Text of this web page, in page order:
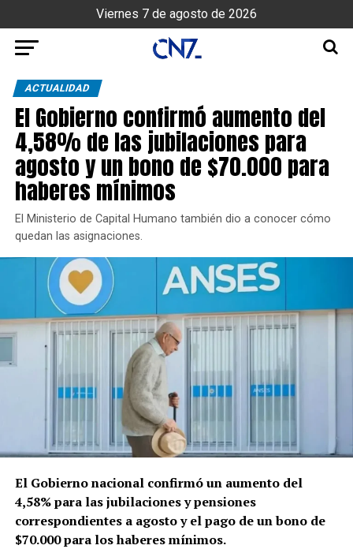
Viernes 7 de agosto de 2026
ACTUALIDAD
El Gobierno confirmó aumento del
4,58% de las jubilaciones para
agosto y un bono de $70.000 para
haberes mínimos
El Ministerio de Capital Humano también dio a conocer cómo
quedan las asignaciones.
El Gobierno nacional confirmó un aumento del
4,58% para las jubilaciones y pensiones
correspondientes a agosto y el pago de un bono de
$70.000 para los haberes mínimos.